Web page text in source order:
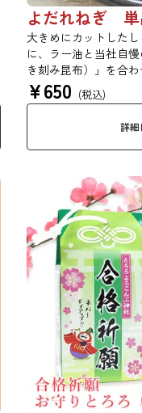
大きめにカットした
に、ラー油と当社自
き刻み昆布）」を合
す。白ごはんの他、
幅広く活用できます。
¥650 (税込)
詳細